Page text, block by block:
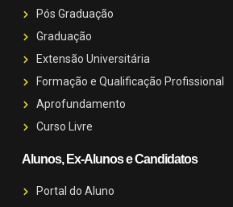
Pós Graduação
Graduação
Extensão Universitária
Formação e Qualificação Profissional
Aprofundamento
Curso Livre
Alunos, Ex-Alunos e Candidatos
Portal do Aluno